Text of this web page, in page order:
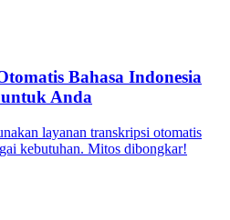
Bahasa Indonesia
Anda
layanan transkripsi otomatis
kebutuhan. Mitos dibongkar!